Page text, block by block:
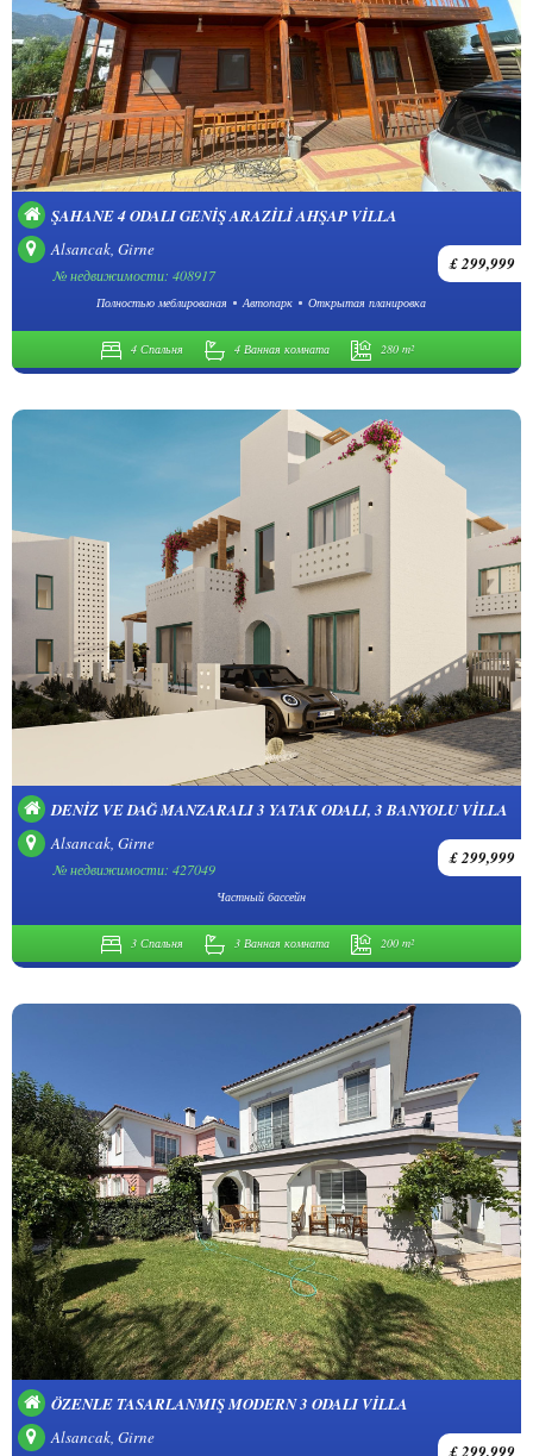
ŞAHANE 4 ODALI GENIŞ ARAZILI AHŞAP VILLA
Alsancak, Girne
£ 299,999
№ недвижимости: 408917
Полностью меблированая Автопарк Открытая планировка
4 Спальня 4 Ванная комната 280 m²
DENIZ VE DAĞ MANZARALI 3 YATAK ODALI, 3 BANYOLU VILLA
Alsancak, Girne
£ 299,999
№ недвижимости: 427049
Частный бассейн
3 Спальня 3 Ванная комната 200 m²
ÖZENLE TASARLANMIŞ MODERN 3 ODALI VILLA
Alsancak, Girne
£ 299,999